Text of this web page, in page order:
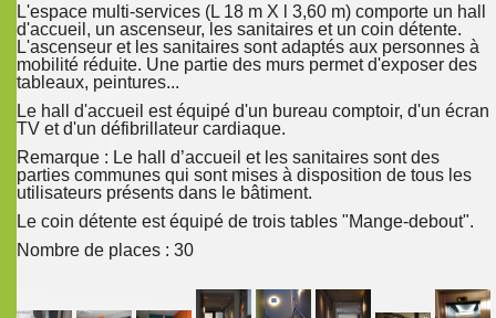
L'espace multi-services (L 18 m X l 3,60 m) comporte un hall
d'accueil, un ascenseur, les sanitaires et un coin détente.
L'ascenseur et les sanitaires sont adaptés aux personnes à
mobilité réduite. Une partie des murs permet d'exposer des
tableaux, peintures...
Le hall d'accueil est équipé d'un bureau comptoir, d'un écran
TV et d'un défibrillateur cardiaque.
Remarque : Le hall d’accueil et les sanitaires sont des
parties communes qui sont mises à disposition de tous les
utilisateurs présents dans le bâtiment.
Le coin détente est équipé de trois tables "Mange-debout".
Nombre de places : 30